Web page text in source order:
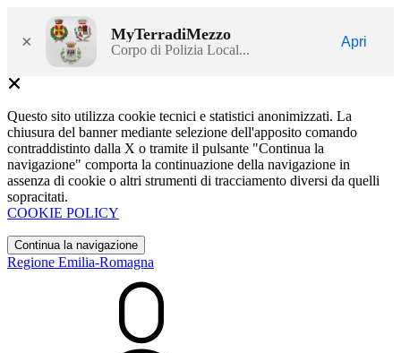
× MyTerradiMezzo
Corpo di Polizia Local...
Apri
Questo sito utilizza cookie tecnici e statistici anonimizzati. La
chiusura del banner mediante selezione dell'apposito comando
contraddistinto dalla X o tramite il pulsante "Continua la
navigazione" comporta la continuazione della navigazione in
assenza di cookie o altri strumenti di tracciamento diversi da quelli
sopracitati.
COOKIE POLICY
Continua la navigazione
Regione Emilia-Romagna